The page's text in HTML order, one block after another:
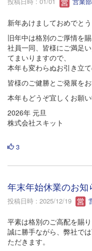
新年あけましておめでとう
旧年中は格別のご厚情を
社員一同、皆様にご満足
てまいりますので、
本年も変わらぬお引き立
皆様のご健勝とご発展をお
本年もどうぞ宜しくお願い
2026年 元旦
株式会社スキット
3
年末年始休業のお知
投稿日時 : 2025/12/19
平素は格別のご高配を賜
誠に勝手ながら、弊社で
ただきます。